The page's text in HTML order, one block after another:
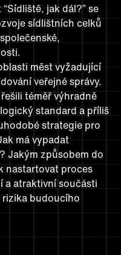
jak dál?” se
sídlištních celků
měst vyžadující
veřejné správy.
téměř výhradně
standard a příliš
strategie pro
má vypadat
Jakým způsobem do
nastartovat proces
a atraktivní součásti
budoucího